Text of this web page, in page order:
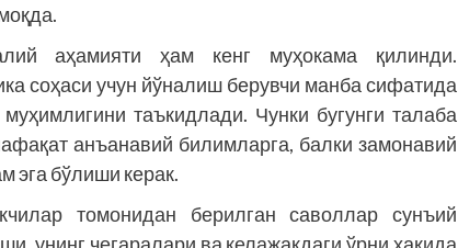
аҳамияти ҳам кенг муҳокама қилинди.
соҳаси учун йўналиш берувчи манба сифатида
таъкидлади. Чунки бугунги талаба
анъанавий билимларга, балки замонавий
эга бўлиши керак.
томонидан берилган саволлар сунъий